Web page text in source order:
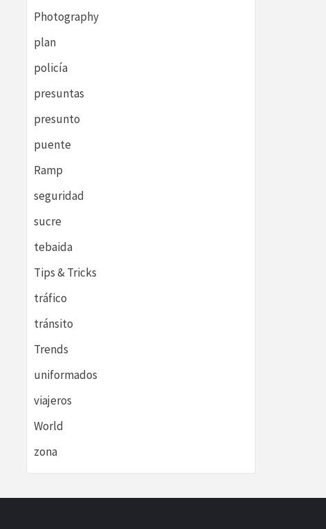
Photography
plan
policía
presuntas
presunto
puente
Ramp
seguridad
sucre
tebaida
Tips & Tricks
tráfico
tránsito
Trends
uniformados
viajeros
World
zona